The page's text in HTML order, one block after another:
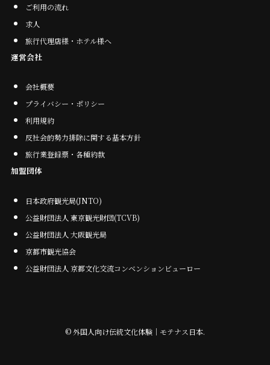
ご利用の流れ
求人
旅行代理店様・ホテル様へ
運営会社
会社概要
プライバシー・ポリシー
利用規約
反社会的勢力排除に関する基本方針
旅行業登録票・各種約款
加盟団体
日本政府観光局(JNTO)
公益財団法人 東京観光財団(TCVB)
公益財団法人 大阪観光局
京都市観光協会
公益財団法人 京都文化交流コンベンションビューロー
©外国人向け伝統文化体験｜モテナス日本.